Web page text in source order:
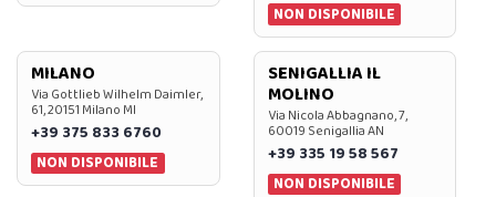
NON DISPONIBILE
MILANO
Via Gottlieb Wilhelm Daimler,
61, 20151 Milano MI
+39 375 833 6760
NON DISPONIBILE
SENIGALLIA IL
MOLINO
Via Nicola Abbagnano, 7,
60019 Senigallia AN
+39 335 19 58 567
NON DISPONIBILE